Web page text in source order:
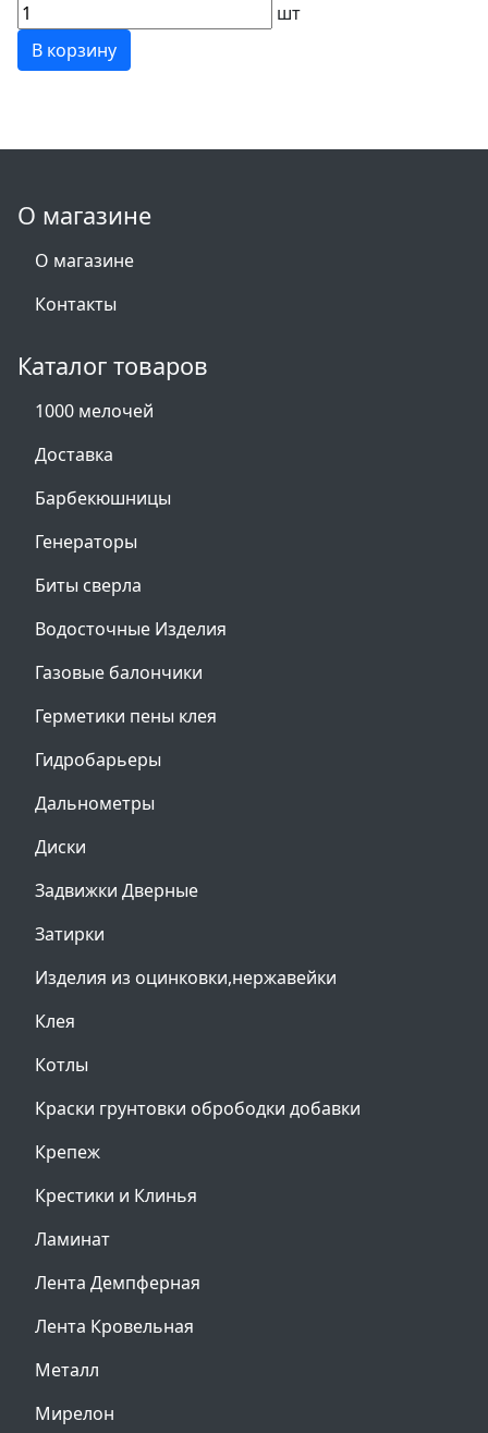
шт
В корзину
О магазине
О магазине
Контакты
Каталог товаров
1000 мелочей
Доставка
Барбекюшницы
Генераторы
Биты сверла
Водосточные Изделия
Газовые балончики
Герметики пены клея
Гидробарьеры
Дальнометры
Диски
Задвижки Дверные
Затирки
Изделия из оцинковки,нержавейки
Клея
Котлы
Краски грунтовки обрободки добавки
Крепеж
Крестики и Клинья
Ламинат
Лента Демпферная
Лента Кровельная
Металл
Мирелон